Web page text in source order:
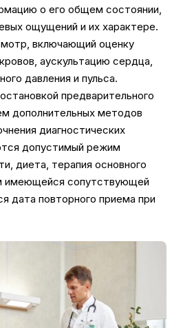
о его общем состоянии,
ощущений и их характере.
включающий оценку
аускультацию сердца,
давления и пульса.
предварительного
дополнительных методов
диагностических
допустимый режим
диета, терапия основного
имеющейся сопутствующей
дата повторного приема при